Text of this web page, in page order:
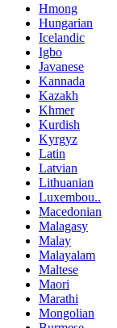
Hmong
Hungarian
Icelandic
Igbo
Javanese
Kannada
Kazakh
Khmer
Kurdish
Kyrgyz
Latin
Latvian
Lithuanian
Luxembou..
Macedonian
Malagasy
Malay
Malayalam
Maltese
Maori
Marathi
Mongolian